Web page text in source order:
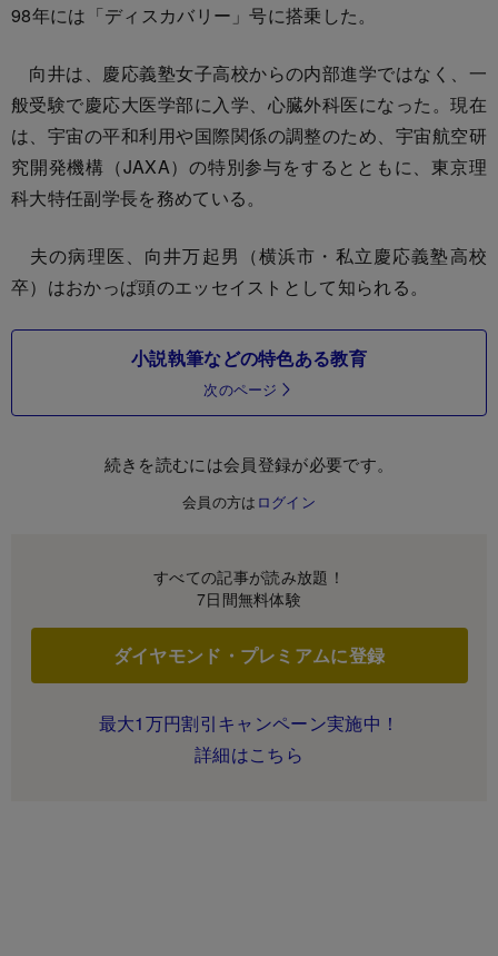
98年には「ディスカバリー」号に搭乗した。
向井は、慶応義塾女子高校からの内部進学ではなく、一
般受験で慶応大医学部に入学、心臓外科医になった。現在
は、宇宙の平和利用や国際関係の調整のため、宇宙航空研
究開発機構（JAXA）の特別参与をするとともに、東京理
科大特任副学長を務めている。
夫の病理医、向井万起男（横浜市・私立慶応義塾高校
卒）はおかっぱ頭のエッセイストとして知られる。
小説執筆などの特色ある教育
次のページ
続きを読むには会員登録が必要です。
会員の方は ログイン
すべての記事が読み放題！
7日間無料体験
ダイヤモンド・プレミアムに登録
最大1万円割引キャンペーン実施中！
詳細はこちら